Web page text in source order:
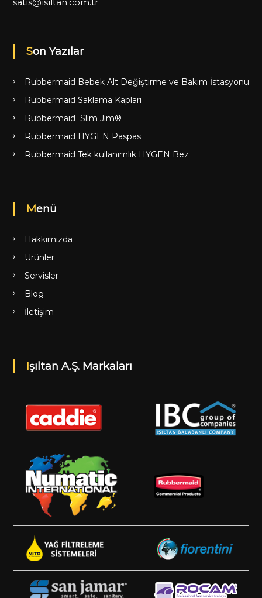
satis@isiltan.com.tr
Son Yazılar
Rubbermaid Bebek Alt Değiştirme ve Bakım İstasyonu
Rubbermaid Saklama Kapları
Rubbermaid Slim Jim®
Rubbermaid HYGEN Paspas
Rubbermaid Tek kullanımlık HYGEN Bez
Menü
Hakkımızda
Ürünler
Servisler
Blog
İletişim
Işıltan A.Ş. Markaları